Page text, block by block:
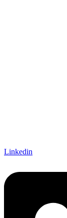
Linkedin